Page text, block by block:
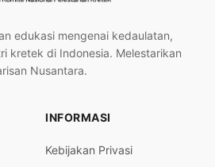
edukasi mengenai kedaulatan,
kretek di Indonesia. Melestarikan
Nusantara.
INFORMASI
Kebijakan Privasi